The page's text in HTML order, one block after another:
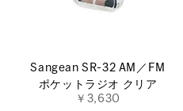
Sangean SR-32 AM／FM
ポケットラジオ クリア
￥3,630